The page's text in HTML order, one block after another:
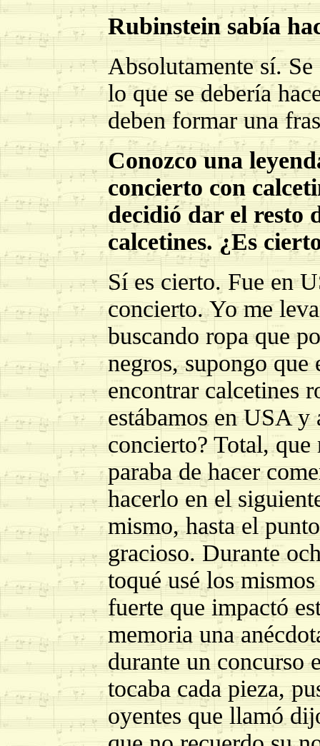
Rubinstein sabía
Absolutamente sí.
lo que se debería
deben formar una
Conozco una
concierto con
decidió dar el resto
calcetines. ¿Es
Sí es cierto. Fue en
concierto. Yo me
buscando ropa que
negros, supongo que
encontrar calcetines
estábamos en USA y
concierto? Total,
paraba de hacer
hacerlo en el
mismo, hasta el
gracioso. Durante
toqué usé los
fuerte que impactó
memoria una
durante un concurso
tocaba cada pieza,
oyentes que llamó